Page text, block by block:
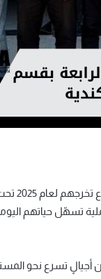
قدّم طلاب الفرقة الرابعة بقسم
تسهّل حياتهم
أجيالٍ تسرع نحو